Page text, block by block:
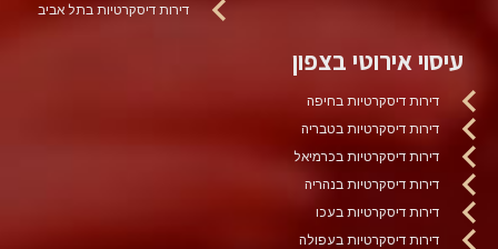
דירות דיסקרטיות בתל אביב
עיסוי אירוטי בצפון
דירות דיסקרטיות בחיפה
דירות דיסקרטיות בטבריה
דירות דיסקרטיות בכרמיאל
דירות דיסקרטיות בנהריה
דירות דיסקרטיות בעכו
דירות דיסקרטיות בעפולה